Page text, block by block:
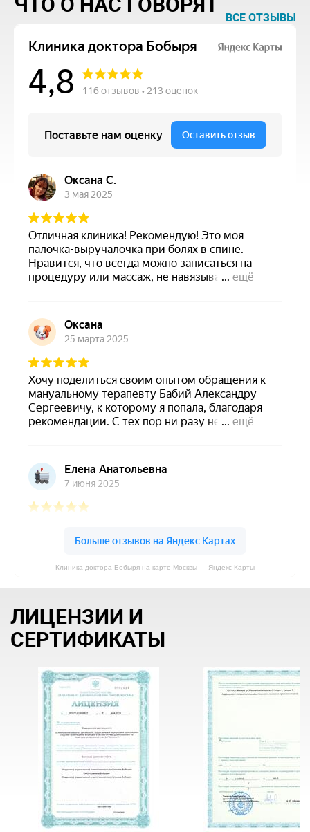
ВСЕ ОТЗЫВЫ
Клиника доктора Бобыря на карте Москвы — Яндекс Карты
ЛИЦЕНЗИИ И
СЕРТИФИКАТЫ